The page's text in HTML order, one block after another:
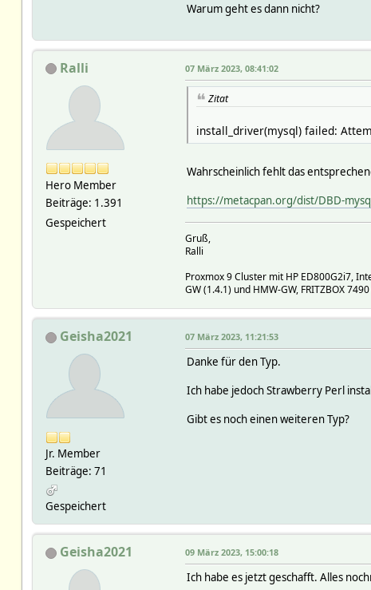
Warum geht es dann nicht?
Ralli
Hero Member
Beiträge: 1.391
Gespeichert
07 März 2023, 08:41:02
Zitat
install_driver(mysql) failed:
Wahrscheinlich fehlt das
https://metacpan.org/dist/DBD-
Gruß,
Ralli
Proxmox 9 Cluster mit HP ED800G2i7,
GW (1.4.1) und HMW-GW, FRITZBOX
Geisha2021
Jr. Member
Beiträge: 71
Gespeichert
07 März 2023, 11:21:53
Danke für den Typ.
Ich habe jedoch Strawberry Perl
Gibt es noch einen weiteren Typ?
Geisha2021 09 März 2023, 15:00:18
Ich habe es jetzt geschafft. Alles